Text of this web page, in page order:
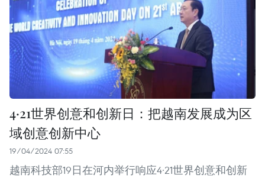
4·21世界创意和创新日：把越南发展成为区
域创意创新中心
19/04/2024 07:55
越南科技部19日在河内举行响应4·21世界创意和创新